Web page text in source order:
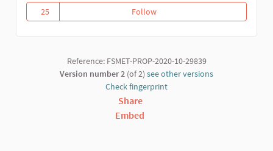
25
25 followers
FollowRiposte communautaire contre
Reference: FSMET-PROP-2020-10-29839
Version number 2 (of 2) see other versions
Check fingerprint
Share
Embed